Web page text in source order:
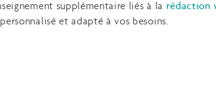
supplémentaire liés à la rédaction
et adapté à vos besoins.